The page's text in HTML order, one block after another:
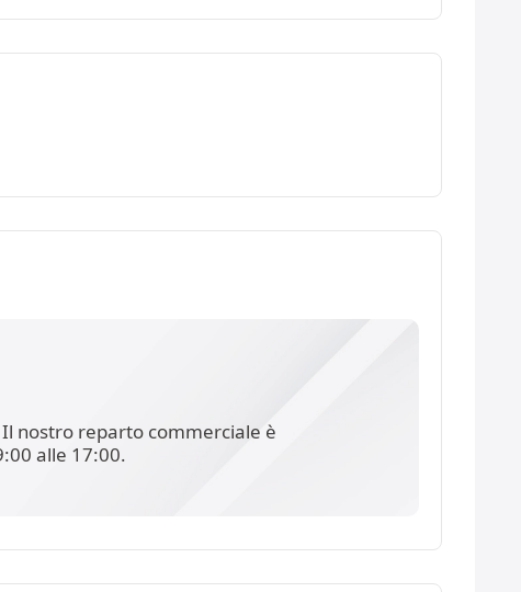
nostro reparto commerciale è
alle 17:00.